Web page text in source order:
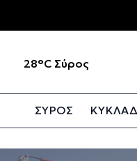
28°C Σύρος
ΣΥΡΟΣ